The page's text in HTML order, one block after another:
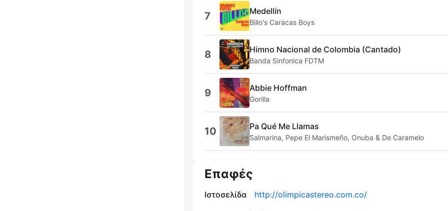
7 Medellín
Billo's Caracas Boys
8 Himno Nacional de Colombia (Cantado)
Banda Sinfonica FDTM
9 Abbie Hoffman
Gorilla
10 Pa Qué Me Llamas
Salmarina, Pepe El Marismeño, Onuba & De Caramelo
Επαφές
Ιστοσελίδα http://olimpicastereo.com.co/